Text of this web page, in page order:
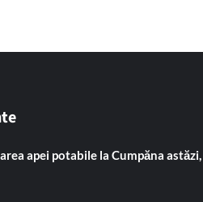
apei potabile la Cumpăna